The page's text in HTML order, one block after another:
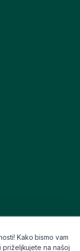
Kako bismo vam
priželjkujete na našoj